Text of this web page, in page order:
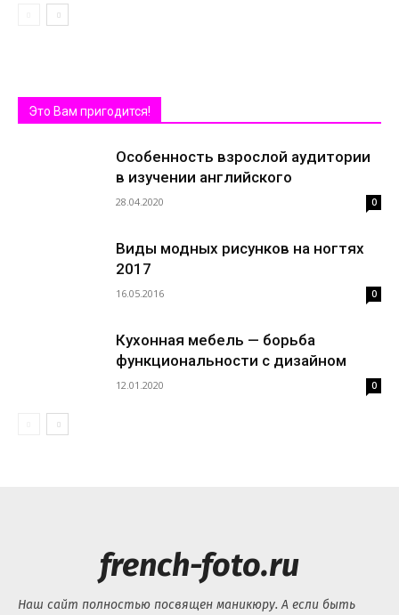
Это Вам пригодится!
Особенность взрослой аудитории
в изучении английского
28.04.2020 0
Виды модных рисунков на ногтях
2017
16.05.2016 0
Кухонная мебель — борьба
функциональности с дизайном
12.01.2020 0
french-foto.ru
Наш сайт полностью посвящен маникюру. А если быть